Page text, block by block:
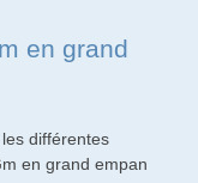
en grand
différentes
en grand empan